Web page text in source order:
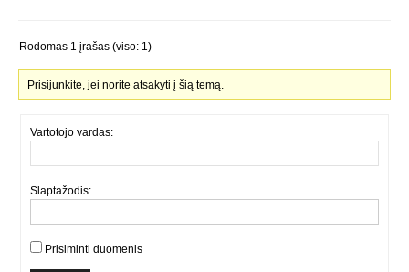
Rodomas 1 įrašas (viso: 1)
Prisijunkite, jei norite atsakyti į šią temą.
Vartotojo vardas:
Slaptažodis:
Prisiminti duomenis